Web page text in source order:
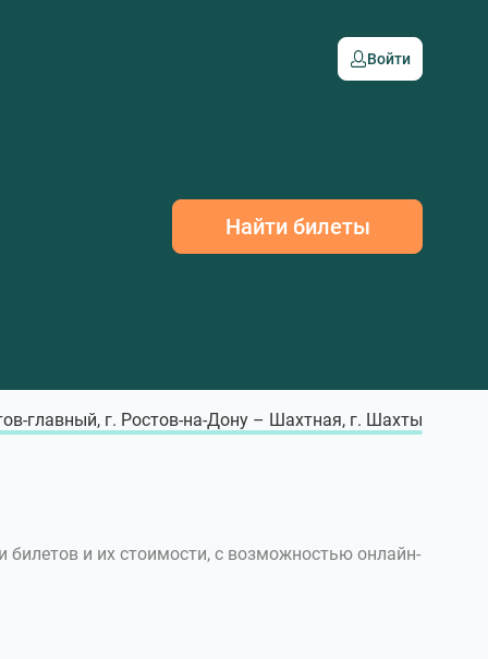
Войти
Найти билеты
главный, г. Ростов-на-Дону – Шахтная, г. Шахты
билетов и их стоимости, с возможностью онлайн-